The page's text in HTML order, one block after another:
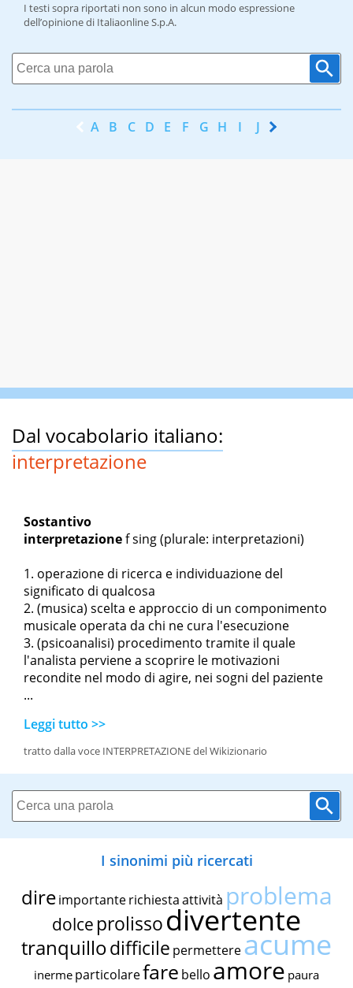
I testi sopra riportati non sono in alcun modo espressione
dell’opinione di Italiaonline S.p.A.
A B C D E F G H I J K
Dal vocabolario italiano:
interpretazione
Sostantivo
interpretazionef sing(plurale: interpretazioni)
operazione di ricerca e individuazione del
significato di qualcosa
(musica) scelta e approccio di un componimento
musicale operata da chi ne cura l'esecuzione
(psicoanalisi) procedimento tramite il quale
l'analista perviene a scoprire le motivazioni
recondite nel modo di agire, nei sogni del paziente
...
Leggi tutto >>
tratto dalla voce INTERPRETAZIONE del Wikizionario
I sinonimi più ricercati
dire importante richiestaattività problema
dolce prolissodivertente
tranquillodifficile permettereacume
inerme particolarefare bello amore paura